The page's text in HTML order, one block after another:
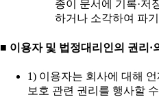
종이 문서에 기록·저
하거나 소각하여 파
■ 이용자 및 법정대리인의 권리·
1) 이용자는 회사에 대해
보호 관련 권리를 행사할